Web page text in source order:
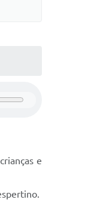
e